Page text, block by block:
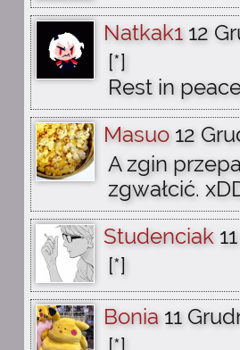
Natkak1 12
[*]
Rest in
Masuo 12
A zgin
zgwałcić.
Studenciak
[*]
Bonia 11